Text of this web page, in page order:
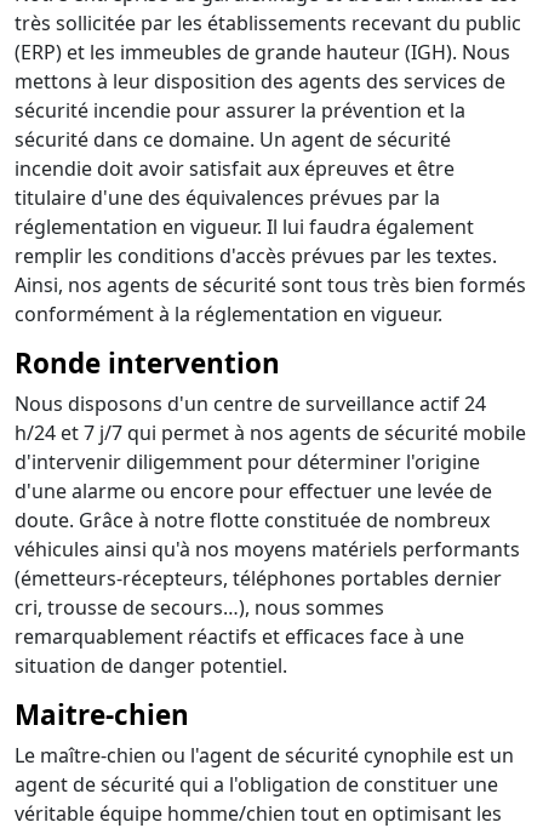
très sollicitée par les établissements recevant du public
(ERP) et les immeubles de grande hauteur (IGH). Nous
mettons à leur disposition des agents des services de
sécurité incendie pour assurer la prévention et la
sécurité dans ce domaine. Un agent de sécurité
incendie doit avoir satisfait aux épreuves et être
titulaire d'une des équivalences prévues par la
réglementation en vigueur. Il lui faudra également
remplir les conditions d'accès prévues par les textes.
Ainsi, nos agents de sécurité sont tous très bien formés
conformément à la réglementation en vigueur.
Ronde intervention
Nous disposons d'un centre de surveillance actif 24
h/24 et 7 j/7 qui permet à nos agents de sécurité mobile
d'intervenir diligemment pour déterminer l'origine
d'une alarme ou encore pour effectuer une levée de
doute. Grâce à notre flotte constituée de nombreux
véhicules ainsi qu'à nos moyens matériels performants
(émetteurs-récepteurs, téléphones portables dernier
cri, trousse de secours…), nous sommes
remarquablement réactifs et efficaces face à une
situation de danger potentiel.
Maitre-chien
Le maître-chien ou l'agent de sécurité cynophile est un
agent de sécurité qui a l'obligation de constituer une
véritable équipe homme/chien tout en optimisant les